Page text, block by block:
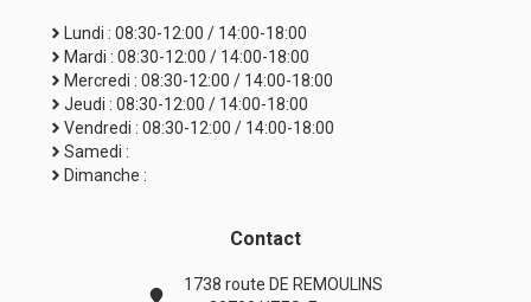
Lundi : 08:30-12:00 / 14:00-18:00
Mardi : 08:30-12:00 / 14:00-18:00
Mercredi : 08:30-12:00 / 14:00-18:00
Jeudi : 08:30-12:00 / 14:00-18:00
Vendredi : 08:30-12:00 / 14:00-18:00
Samedi :
Dimanche :
Contact
1738 route DE REMOULINS